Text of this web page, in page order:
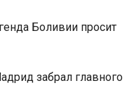
Боливии просит
забрал главного